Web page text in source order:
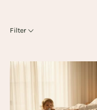
Filter